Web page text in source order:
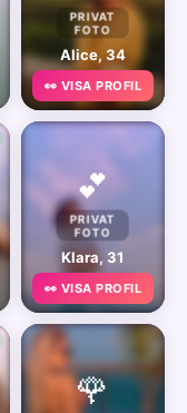
PRIVAT
FOTO
Alice, 34
👀 VISA PROFIL
💕
PRIVAT
FOTO
Klara, 31
👀 VISA PROFIL
🌹